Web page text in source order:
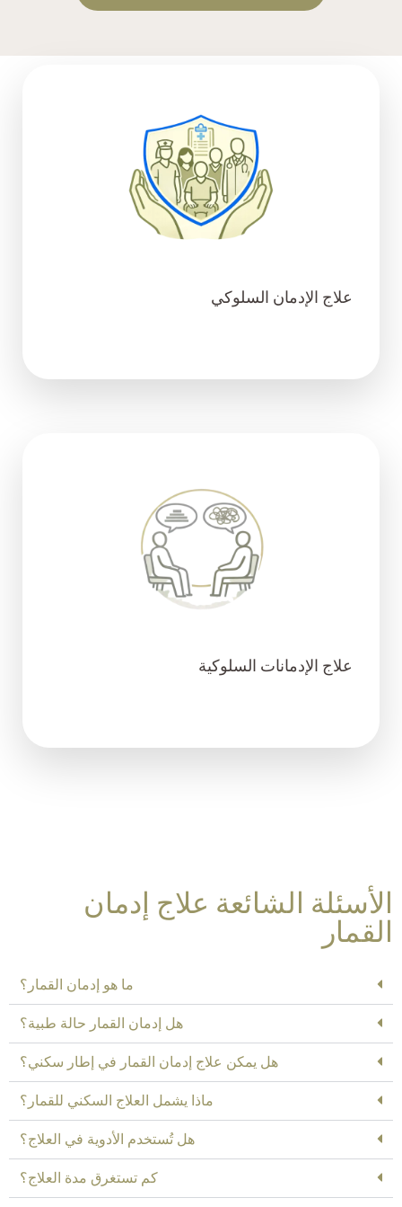
علاج الإدمان السلوكي
علاج الإدمانات السلوكية
الأسئلة الشائعة علاج إدمان
القمار
ما هو إدمان القمار؟
هل إدمان القمار حالة طبية؟
هل يمكن علاج إدمان القمار في إطار سكني؟
ماذا يشمل العلاج السكني للقمار؟
هل تُستخدم الأدوية في العلاج؟
كم تستغرق مدة العلاج؟